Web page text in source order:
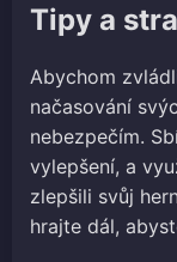
Tipy a
Abychom
načasování
nebezpečím.
vylepšení, a
zlepšili svůj
hrajte dál,